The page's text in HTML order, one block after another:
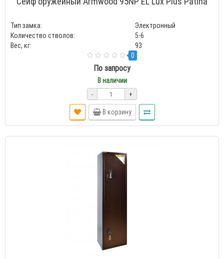
Тип замка:
Электронный
Количество стволов:
5-6
Вес, кг:
93
0
По запросу
В наличии
- +
В корзину